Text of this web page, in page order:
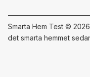
Smarta Hem Test ©
det smarta hemmet